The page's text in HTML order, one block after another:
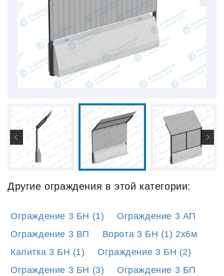
Другие ограждения в этой категории:
Ограждение 3 БН (1)
Ограждение 3 АП
Ограждение 3 ВП
Ворота 3 БН (1) 2х6м
Калитка 3 БН (1)
Ограждение 3 БН (2)
Ограждение 3 БН (3)
Ограждение 3 БП